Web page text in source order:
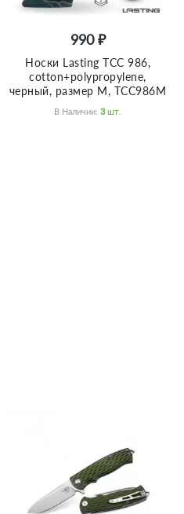
990 ₽
Носки Lasting TCC 986,
cotton+polypropylene,
черный, размер M, TCC986M
В Наличии: 3 Шт.